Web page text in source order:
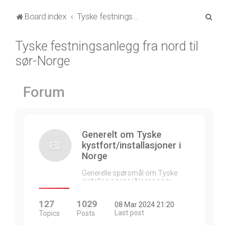
Board index Tyske festningsanlegg fra nord til sør-Norge
Tyske festningsanlegg fra nord til
sør-Norge
Forum
Generelt om Tyske
kystfort/installasjoner i
Norge
Generelle spørsmål om Tyske
installasjonene i Norge som…
127
Topics
1029
Posts
08 Mar 2024 21:20
Last post